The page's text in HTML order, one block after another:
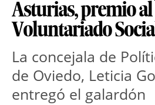
Asturias, premio
Voluntariado
La concejala de
de Oviedo, Leticia
entregó el galardón